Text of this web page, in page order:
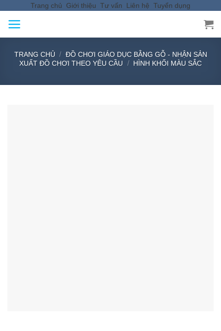
content
Trang chủ Giới thiệu Tư vấn Liên hệ Tuyển dụng
TRANG CHỦ / ĐỒ CHƠI GIÁO DỤC BẰNG GỖ - NHẬN SẢN
XUẤT ĐỒ CHƠI THEO YÊU CẦU
/ HÌNH KHỐI MÀU SẮC